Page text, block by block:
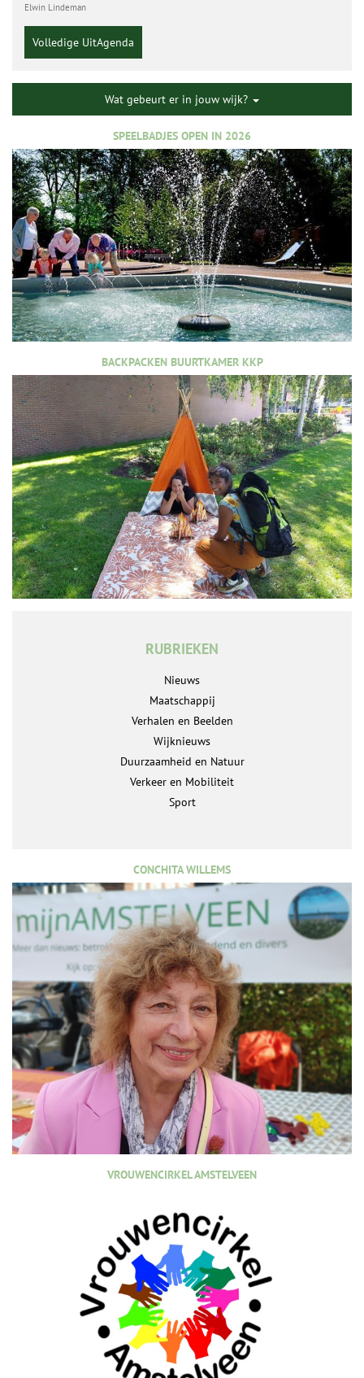
Elwin Lindeman
Volledige UitAgenda
Wat gebeurt er in jouw wijk?
SPEELBADJES OPEN IN 2026
BACKPACKEN BUURTKAMER KKP
RUBRIEKEN
Nieuws
Maatschappij
Verhalen en Beelden
Wijknieuws
Duurzaamheid en Natuur
Verkeer en Mobiliteit
Sport
CONCHITA WILLEMS
VROUWENCIRKEL AMSTELVEEN